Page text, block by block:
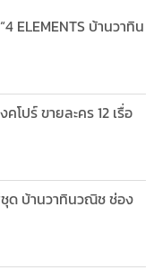
ELEMENTS บ้านวาทิน
ปร์ ขายละคร 12 เรื่อ
ชุด บ้านวาทินวณิช ช่อง